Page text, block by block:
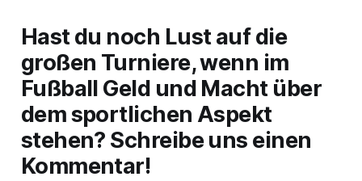
Hast du noch Lust auf die
großen Turniere, wenn im
Fußball Geld und Macht über
dem sportlichen Aspekt
stehen? Schreibe uns einen
Kommentar!